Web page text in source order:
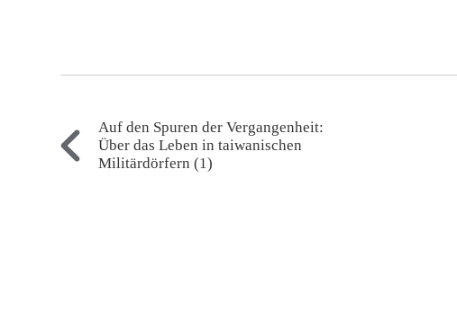
Auf den Spuren der Vergangenheit:
Über das Leben in taiwanischen
Militärdörfern (1)